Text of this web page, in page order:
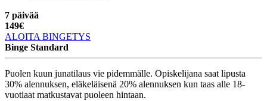
7 päivää
149€
ALOITA BINGETYS
Binge Standard
Puolen kuun junatilaus vie pidemmälle. Opiskelijana saat lipusta
30% alennuksen, eläkeläisenä 20% alennuksen kun taas alle 18-
vuotiaat matkustavat puoleen hintaan.